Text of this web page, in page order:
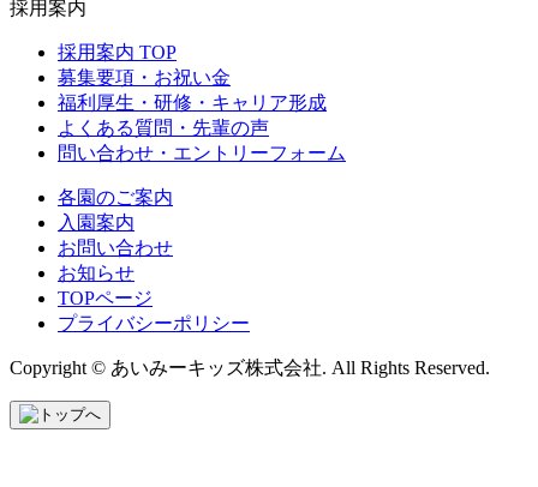
採用案内
採用案内 TOP
募集要項・お祝い金
福利厚生・研修・キャリア形成
よくある質問・先輩の声
問い合わせ・エントリーフォーム
各園のご案内
入園案内
お問い合わせ
お知らせ
TOPページ
プライバシーポリシー
Copyright © あいみーキッズ株式会社. All Rights Reserved.